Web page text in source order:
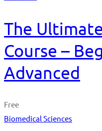
The
Course –
Advanced
Free
Biomedical Sciences